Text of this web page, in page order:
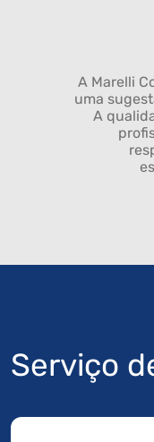
A Marelli
uma
A
Serviço